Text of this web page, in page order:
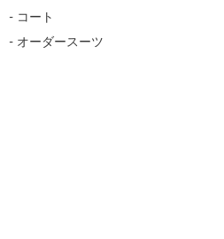
- コート
- オーダースーツ